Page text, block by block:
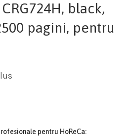
black,
pagini, pentru
pentru HoReCa: